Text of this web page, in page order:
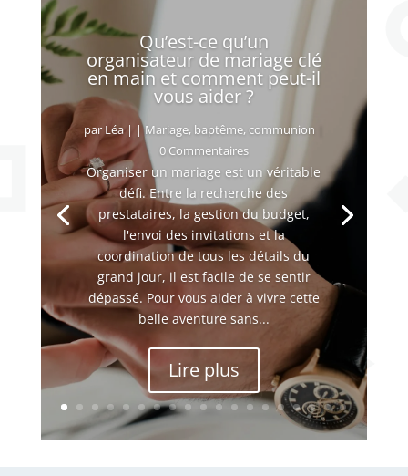
Qu’est-ce qu’un
organisateur de mariage clé
en main et comment peut-il
vous aider ?
par Léa| |Mariage, baptême, communion |
0 Commentaires
Organiser un mariage est un véritable
défi. Entre la recherche des
prestataires, la gestion du budget,
l'envoi des invitations et la
coordination de tous les détails du
grand jour, il est facile de se sentir
dépassé. Pour vous aider à vivre cette
belle aventure sans...
Lire plus